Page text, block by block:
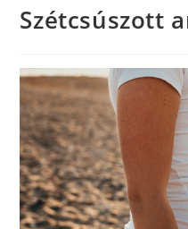
Szétcsúszott